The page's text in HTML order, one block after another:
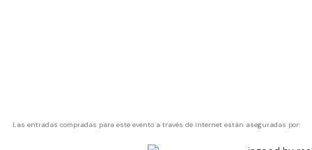
Las entradas compradas para este evento a través de internet están aseguradas por: